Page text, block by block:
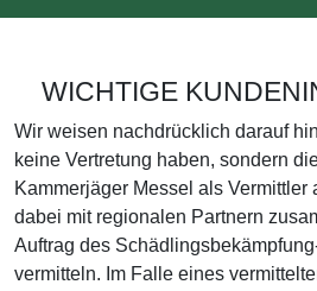
WICHTIGE
Wir weisen nachdrücklich darauf
keine Vertretung haben, sondern
Kammerjäger Messel als Vermittler
dabei mit regionalen Partnern
Auftrag des
vermitteln. Im Falle eines